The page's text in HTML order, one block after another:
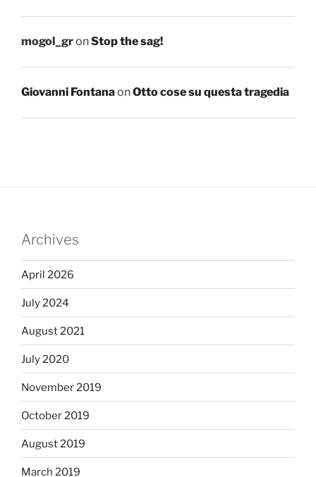
mogol_gronStop the sag!
Giovanni FontanaonOtto cose su questa tragedia
Archives
April 2026
July 2024
August 2021
July 2020
November 2019
October 2019
August 2019
March 2019